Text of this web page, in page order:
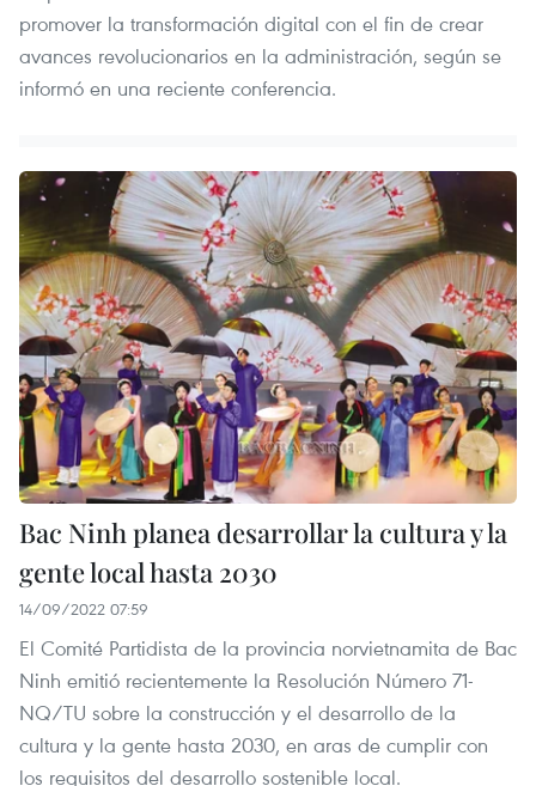
promover la transformación digital con el fin de crear
avances revolucionarios en la administración, según se
informó en una reciente conferencia.
Bac Ninh planea desarrollar la cultura y la
gente local hasta 2030
14/09/2022 07:59
El Comité Partidista de la provincia norvietnamita de Bac
Ninh emitió recientemente la Resolución Número 71-
NQ/TU sobre la construcción y el desarrollo de la
cultura y la gente hasta 2030, en aras de cumplir con
los requisitos del desarrollo sostenible local.